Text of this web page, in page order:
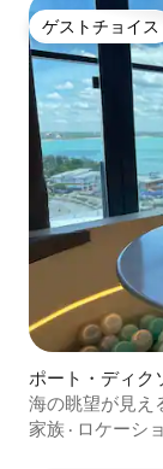
ゲストチョイス
ゲストチョイス
ポート・ディク
海の眺望が見え
ルー
家族 · ロケーシ